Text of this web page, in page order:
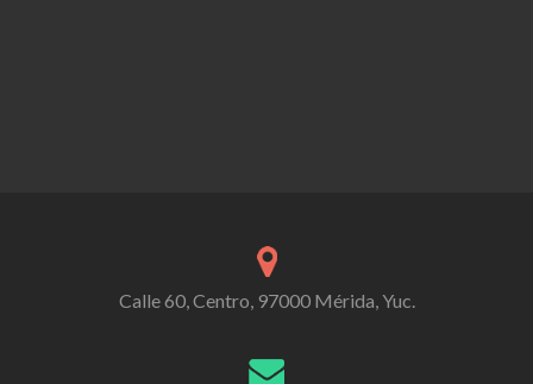
Calle 60, Centro, 97000 Mérida, Yuc.